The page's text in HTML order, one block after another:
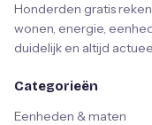
Honderden gratis
wonen, energie,
duidelijk en altijd
Categorieën
Eenheden & maten